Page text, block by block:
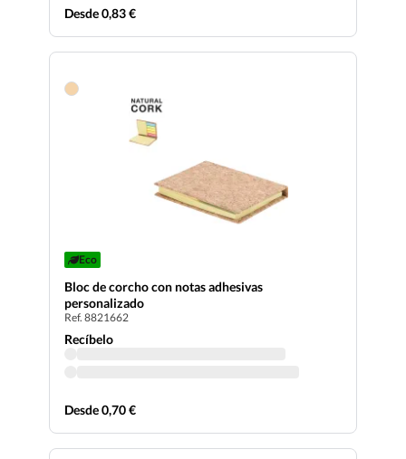
Desde 0,83 €
Eco
Bloc de corcho con notas adhesivas
personalizado
Ref. 8821662
Recíbelo
Desde 0,70 €